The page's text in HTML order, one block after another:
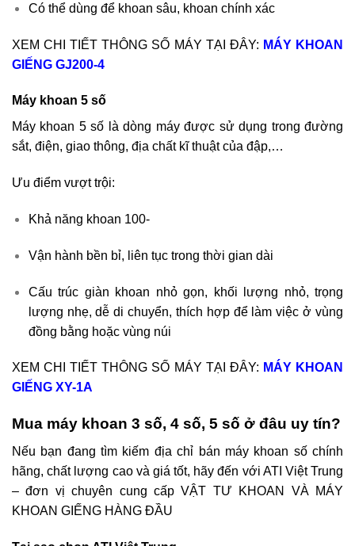
Có thể dùng để khoan sâu, khoan chính xác
XEM CHI TIẾT THÔNG SỐ MÁY TẠI ĐÂY: MÁY KHOAN
GIẾNG GJ200-4
Máy khoan 5 số
Máy khoan 5 số là dòng máy được sử dụng trong đường
sắt, điện, giao thông, địa chất kĩ thuật của đập,…
Ưu điểm vượt trội:
Khả năng khoan 100-
Vận hành bền bỉ, liên tục trong thời gian dài
Cấu trúc giàn khoan nhỏ gọn, khối lượng nhỏ, trọng
lượng nhẹ, dễ di chuyển, thích hợp để làm việc ở vùng
đồng bằng hoặc vùng núi
XEM CHI TIẾT THÔNG SỐ MÁY TẠI ĐÂY: MÁY KHOAN
GIẾNG XY-1A
Mua máy khoan 3 số, 4 số, 5 số ở đâu uy tín?
Nếu bạn đang tìm kiếm địa chỉ bán máy khoan số chính
hãng, chất lượng cao và giá tốt, hãy đến với ATI Việt Trung
– đơn vị chuyên cung cấp VẬT TƯ KHOAN VÀ MÁY
KHOAN GIẾNG HÀNG ĐẦU